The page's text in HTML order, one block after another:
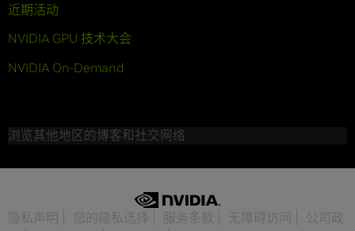
近期活动
NVIDIA GPU 技术大会
NVIDIA On-Demand
浏览其他地区的博客和社交网络
隐私声明 您的隐私选择 服务条款 无障碍访问
公司政